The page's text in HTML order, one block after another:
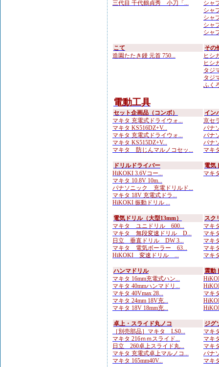
三代目 千代鶴貞秀 小刀「...
シャ
シャ
シャ
シャ
シャ
こて
造園たたき鏝 元首 750...
その
ヒシ
ヒシ
タジ
タジ
ふく
電動工具
セット企画品（コンボ）
マキタ 充電式ドライウォ...
マキタ KS516DZ+V...
マキタ 充電式ドライウォ...
マキタ KS515DZ+V...
マキタ 防じんマルノコセッ...
イン
京セ
パナ
パナ
パナ
マキ
ドリルドライバー
HiKOKI 3.6Vコー...
マキタ 10.8V 10m...
パナソニック 充電ドリルド...
マキタ 18V 充電式ドラ...
HiKOKI 振動ドリル ...
電気
マキ
電気ドリル（大型13mm）
マキタ ユニドリル 600...
マキタ 無段変速ドリル D...
日立 垂直ドリル DW 3...
マキタ 電気ボーラー 63...
HiKOKI 変速ドリル ...
スク
マキ
マキ
マキ
マキ
マキ
ハンマドリル
マキタ 16mm充電式ハン...
マキタ 40mmハンマドリ...
マキタ 40Vmax 28...
マキタ 24mm 18V充...
マキタ 18V 18mm充...
震動
マキ
卓上・スライド丸ノコ
［別売部品］マキタ LS0...
マキタ 216ｍｍスライド...
日立 260卓上スライド丸...
マキタ 充電式卓上マルノコ...
マキタ 165mm40V...
ジグ
マキ
マキ
マキ
パナ
マキ